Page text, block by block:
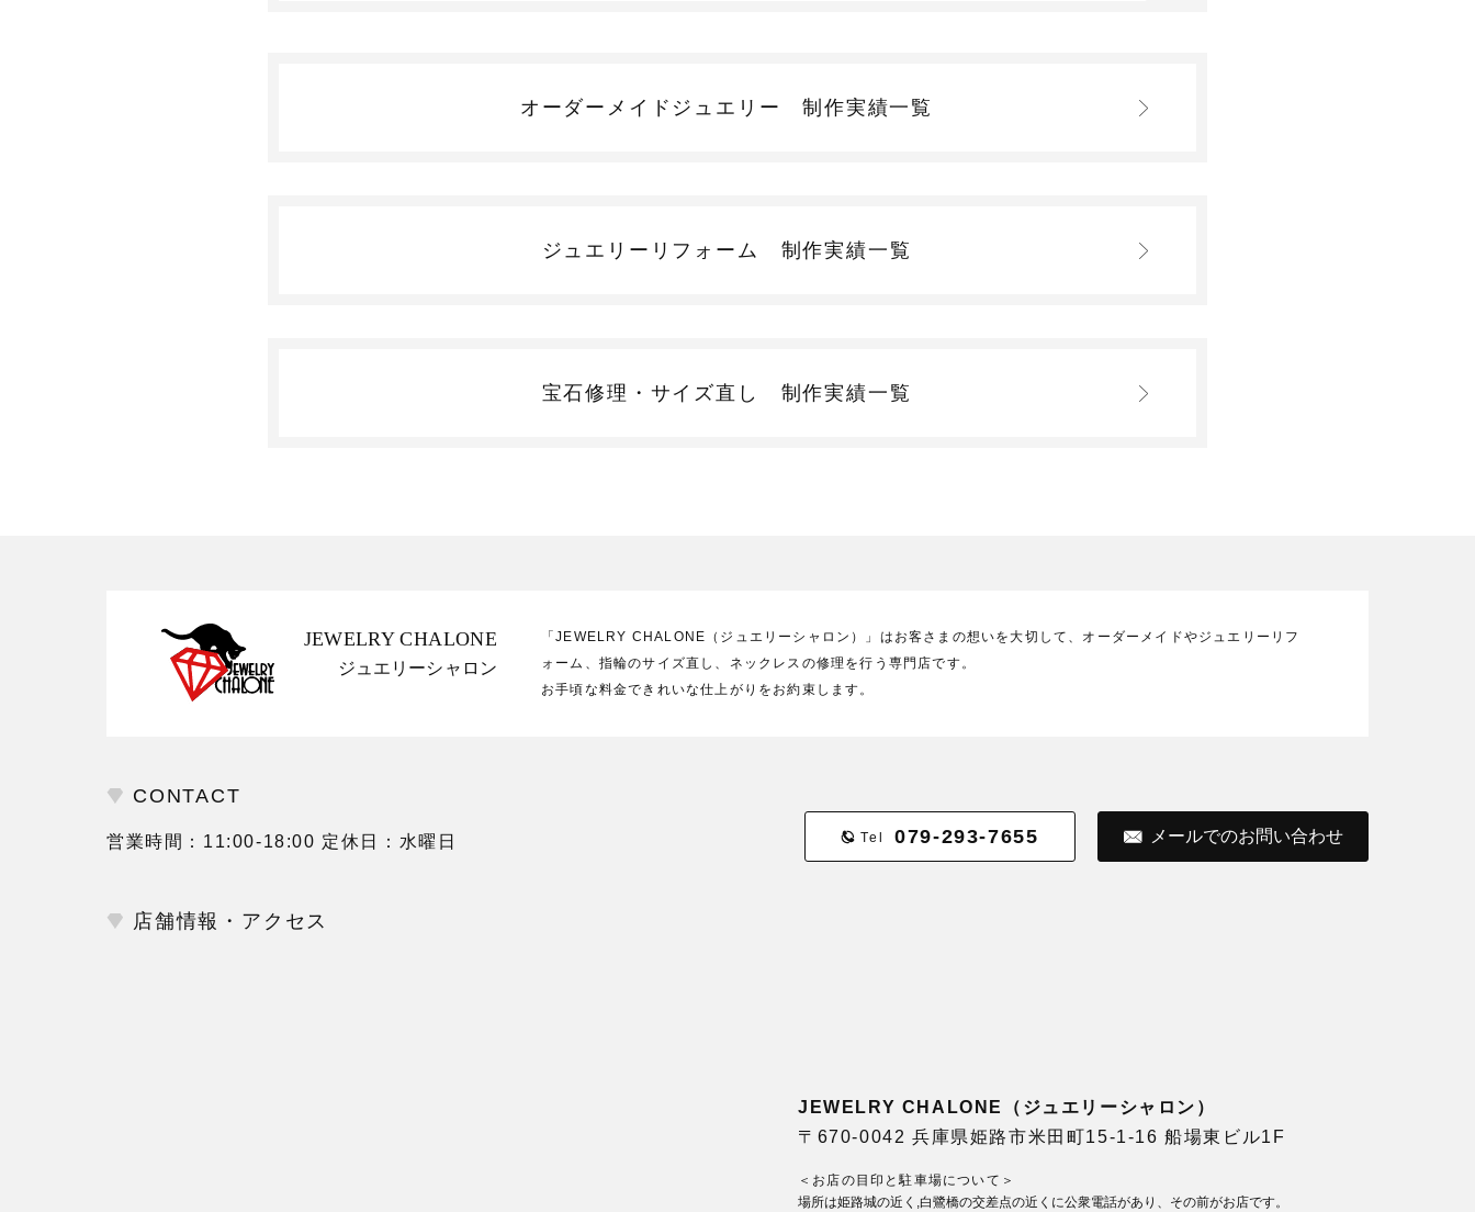
オーダーメイドジュエリー制作実績一覧
ジュエリーリフォーム 制作実績一覧
宝石修理・サイズ直し 制作実績一覧
JEWELRY CHALONE
ジュエリーシャロン
「JEWELRY CHALONE（ジュエリーシャロン）」はお客さまの想いを大切して、オーダーメイドやジュエリーリフ
ォーム、指輪のサイズ直し、ネックレスの修理を行う専門店です。
お手頃な料金できれいな仕上がりをお約束します。
CONTACT
営業時間：11:00-18:00 定休日：水曜日 Tel 079-293-7655 メールでのお問い合わせ
店舗情報・アクセス
JEWELRY CHALONE（ジュエリーシャロン）
〒670-0042 兵庫県姫路市米田町15-1-16 船場東ビル1F
＜お店の目印と駐車場について＞
場所は姫路城の近く,白鷺橋の交差点の近くに公衆電話があり、その前がお店です。